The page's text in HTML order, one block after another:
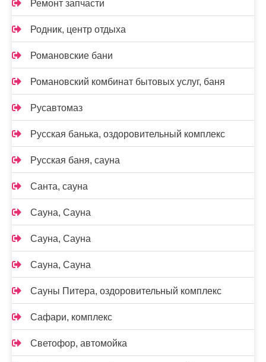
Ремонт запчасти
Родник, центр отдыха
Романовские бани
Романовский комбинат бытовых услуг, баня
Русавтомаз
Русская банька, оздоровительный комплекс
Русская баня, сауна
Санта, сауна
Сауна, Сауна
Сауна, Сауна
Сауна, Сауна
Сауны Питера, оздоровительный комплекс
Сафари, комплекс
Светофор, автомойка